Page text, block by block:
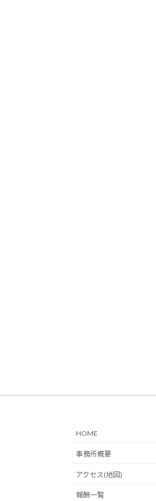
HOME
事務所概要
アクセス(地図)
報酬一覧